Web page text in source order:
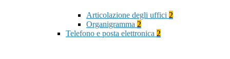
Articolazione degli uffici 2
Organigramma 2
Telefono e posta elettronica 2